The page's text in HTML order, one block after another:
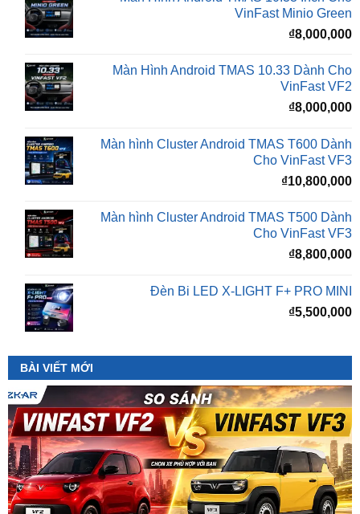
Màn Hình Android TMAS 10.33 Dành Cho
VinFast VF2
₫8,000,000
Màn hình Cluster Android TMAS T600 Dành
₫10,800,000
Màn hình Cluster Android TMAS T500 Dành
₫8,800,000
Đèn Bi LED X-LIGHT F+ PRO MINI
BÀI VIẾT MỚI